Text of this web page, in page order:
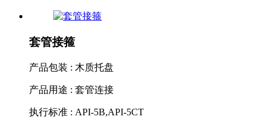
套管接箍
产品包装 : 木质托盘
产品用途 : 套管连接
执行标准 : API-5B,API-5CT